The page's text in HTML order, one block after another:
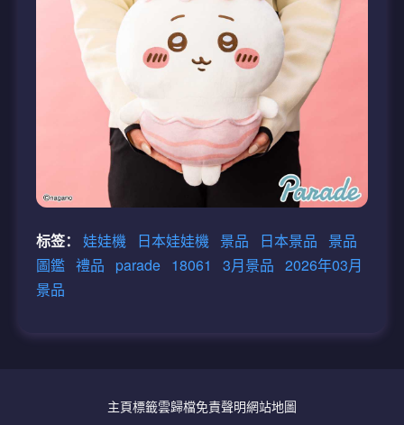
标签： 娃娃機 日本娃娃機 景品 日本景品
景品
圖鑑 禮品 parade 18061 3月景品 2026年03月
景品
主頁標籤雲歸檔免責聲明網站地圖